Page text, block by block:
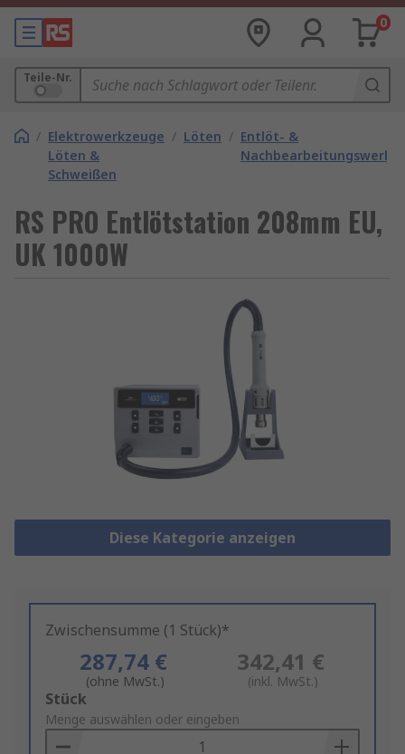
0
Teile-Nr.
/ Elektrowerkzeuge
Löten &
Schweißen
/ Löten / Entlöt- &
RS PRO Entlötstation 208mm EU,
UK 1000W
Diese Kategorie anzeigen
Zwischensumme (1 Stück)*
287,74 €
(ohne MwSt.)
342,41 €
(inkl. MwSt.)
Add
to
Basket
Stück
Menge auswählen oder eingeben